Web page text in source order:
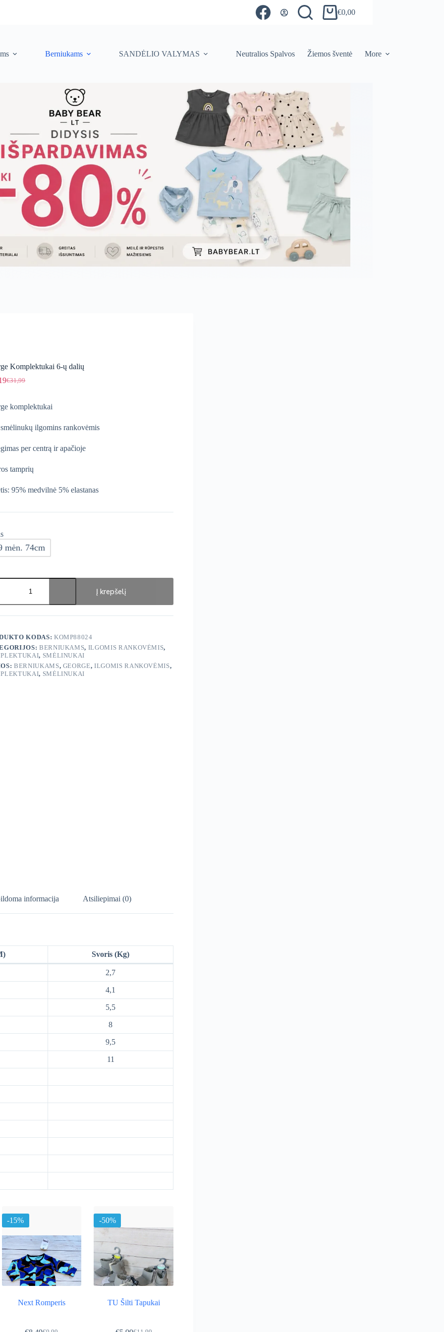
Shopping
€0,00
Berniukams SANDĖLIO VALYMAS Neutralios Spalvos Žiemos šventė More
Komplektukai 6-ų dalių
€31,99
Original
was:
€31,99.
Current
is:
€27,19.
komplektukai
ilgomins rankovėmis
per centrą ir apačioje
tamprių
95% medvilnė 5% elastanas
mėn. 74cm
Į krepšelį
KODAS: KOMP88024
BERNIUKAMS, ILGOMIS RANKOVĖMIS,
, SMĖLINUKAI
BERNIUKAMS, GEORGE,ILGOMIS RANKOVĖMIS,
, SMĖLINUKAI
informacija Atsiliepimai (0)
Svoris (Kg)
2,7
4,1
5,5
8
9,5
11
-15%
Next Romperis
-50%
TU Šilti Tapukai